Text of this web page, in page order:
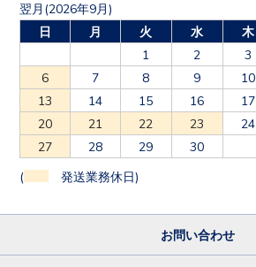
翌月(2026年9月)
日
月 火 水 木
1
2 3
6
7 8 9 10
13
14 15 16 17
20
21 22 23 24
27
28 29 30
( 発送業務休日)
お問い合わせ